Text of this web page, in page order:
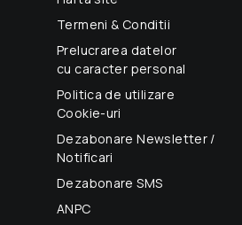
Termeni & Conditii
Prelucrarea datelor
cu caracter personal
Politica de utilizare
Cookie-uri
Dezabonare Newsletter /
Notificari
Dezabonare SMS
ANPC